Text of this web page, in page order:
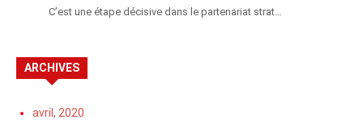
C’est une étape décisive dans le partenariat strat…
ARCHIVES
avril, 2020